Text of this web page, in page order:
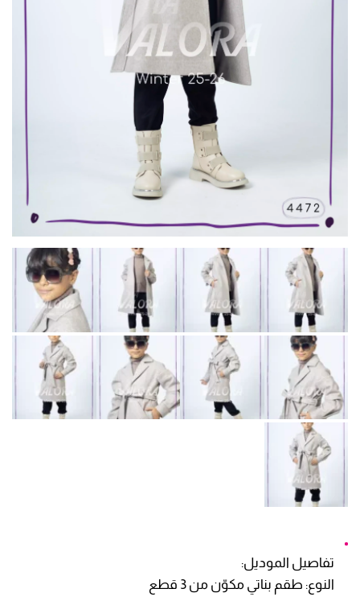
تفاصيل الموديل:
النوع: طقم بناتي مكوّن من 3 قطع